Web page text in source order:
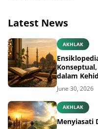
Latest News
AKHLAK
dalam
June 30, 2026
AKHLAK
Menyiasati